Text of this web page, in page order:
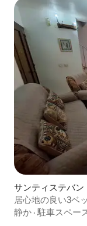
サンティステバン
屋
居心地の良い3ベ
静か ·駐車スペー